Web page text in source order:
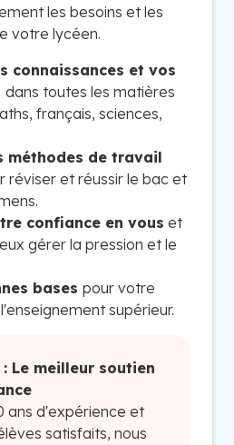
les besoins et les
votre lycéen.
connaissances et vos
dans toutes les matières
français, sciences,
méthodes de travail
réviser et réussir le bac et
confiance en vous et
gérer la pression et le
bases pour votre
supérieur.
Le meilleur soutien
ans d'expérience et
satisfaits, nous